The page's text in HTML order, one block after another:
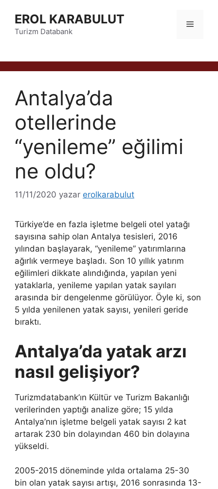
EROL KARABULUT
Turizm Databank
Menü
Antalya’da
otellerinde
“yenileme” eğilimi
ne oldu?
11/11/2020 yazar erolkarabulut
Türkiye’de en fazla işletme belgeli otel yatağı
sayısına sahip olan Antalya tesisleri, 2016
yılından başlayarak, “yenileme” yatırımlarına
ağırlık vermeye başladı. Son 10 yıllık yatırım
eğilimleri dikkate alındığında, yapılan yeni
yataklarla, yenileme yapılan yatak sayıları
arasında bir dengelenme görülüyor. Öyle ki, son
5 yılda yenilenen yatak sayısı, yenileri geride
bıraktı.
Antalya’da yatak arzı
nasıl gelişiyor?
Turizmdatabank’ın Kültür ve Turizm Bakanlığı
verilerinden yaptığı analize göre; 15 yılda
Antalya’nın işletme belgeli yatak sayısı 2 kat
artarak 230 bin dolayından 460 bin dolayına
yükseldi.
2005-2015 döneminde yılda ortalama 25-30
bin olan yatak sayısı artışı, 2016 sonrasında 13-